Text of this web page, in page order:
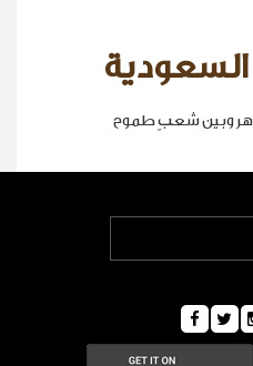
السعودية
وبين شعبٍ طموح